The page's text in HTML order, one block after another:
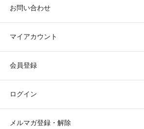
お問い合わせ
マイアカウント
会員登録
ログイン
メルマガ登録・解除